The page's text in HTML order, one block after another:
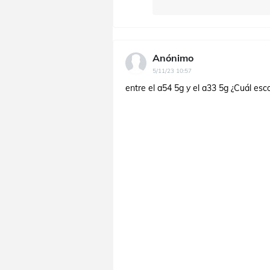
Anónimo
5/11/23 10:57
entre el a54 5g y el a33 5g ¿Cuál